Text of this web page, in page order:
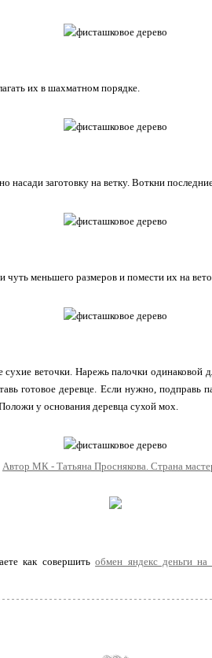
их в шахматном порядке.
насади заготовку на ветку. Воткни
чуть меньшего размеров и помести их на
веточки. Нарежь палочки одинаковой
готовое деревце. Если нужно, подправь
у основания деревца сухой мох.
Автор МК - Татьяна Проснякова. Страна
как совершитьобмен яндекс деньги на